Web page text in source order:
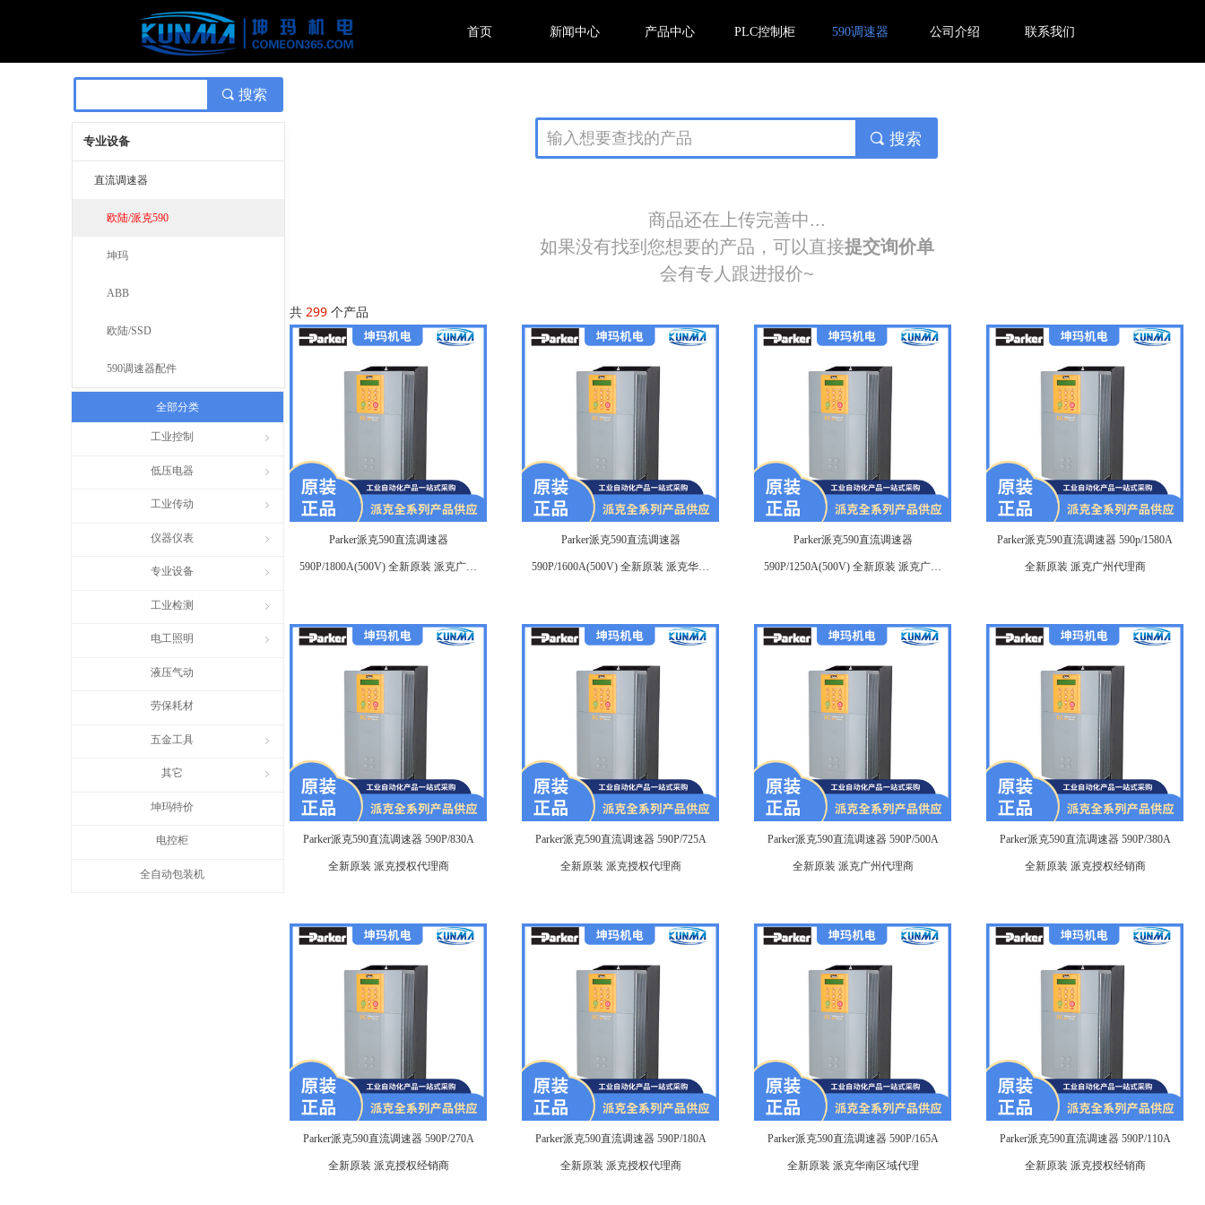
首页 新闻中心 产品中心 PLC控制柜 590调速器 公司介绍 联系我们
共 299 个产品
Parker派克590直流调速器
590P/1800A(500V) 全新原装 派克广州
Parker派克590直流调速器
590P/1600A(500V) 全新原装 派克华南
Parker派克590直流调速器
590P/1250A(500V) 全新原装 派克广州
Parker派克590直流调速器 590p/1580A
全新原装 派克广州代理商
Parker派克590直流调速器 590P/830A
全新原装 派克授权代理商
Parker派克590直流调速器 590P/725A
全新原装 派克授权代理商
Parker派克590直流调速器 590P/500A
全新原装 派克广州代理商
Parker派克590直流调速器 590P/380A
全新原装 派克授权经销商
Parker派克590直流调速器 590P/270A
全新原装 派克授权经销商
Parker派克590直流调速器 590P/180A
全新原装 派克授权代理商
Parker派克590直流调速器 590P/165A
全新原装 派克华南区域代理
Parker派克590直流调速器 590P/110A
全新原装 派克授权经销商
商品还在上传完善中...
如果没有找到您想要的产品，可以直接提交询价单
会有专人跟进报价~
끠 搜索
全部分类
ꁇ
工业控制
ꁇ
低压电器
ꁇ
工业传动
ꁇ
仪器仪表
ꁇ
专业设备
ꁇ
工业检测
ꁇ
电工照明
液压气动
劳保耗材
ꁇ
五金工具
ꁇ
其它
坤玛特价
电控柜
全自动包装机
专业设备
直流调速器
欧陆/派克590
坤玛
ABB
欧陆/SSD
590调速器配件
끠 搜索